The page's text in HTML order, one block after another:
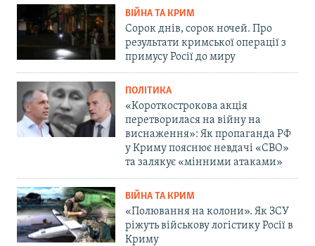
ВІЙНА ТА КРИМ
Сорок днів, сорок ночей. Про
результати кримської операції з
примусу Росії до миру
ПОЛІТИКА
«Короткострокова акція
перетворилася на війну на
виснаження»: Як пропаганда РФ
у Криму пояснює невдачі «СВО»
та залякує «мінними атаками»
ВІЙНА ТА КРИМ
«Полювання на колони». Як ЗСУ
ріжуть військову логістику Росії в
Криму